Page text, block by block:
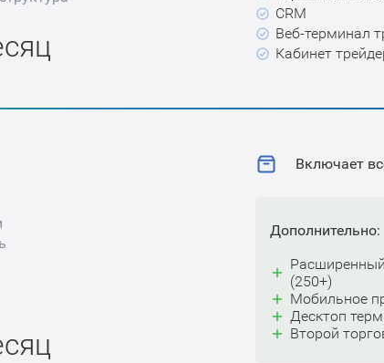
CRM
Веб-терминал
Кабинет
Включает
Дополнительно:
(250+)
Мобильное
Десктоп
Второй